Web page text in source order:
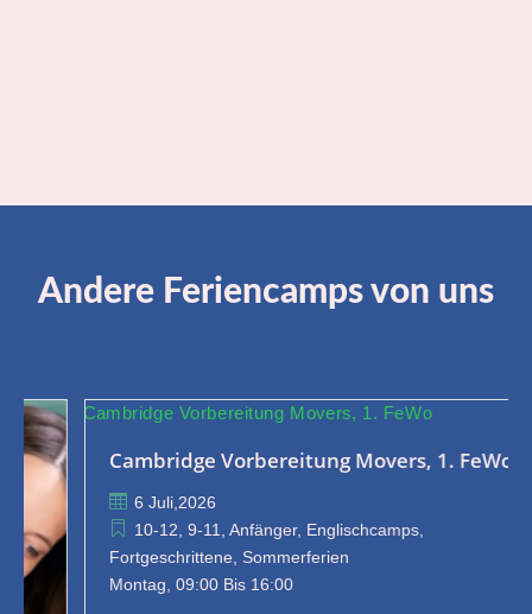
Andere Feriencamps von uns
Cambridge Vorbereitung Movers, 1. FeWo
6 Juli,2026

10-12, 9-11, Anfänger, Englischcamps,
Fortgeschrittene, Sommerferien
Montag, 09:00 Bis 16:00